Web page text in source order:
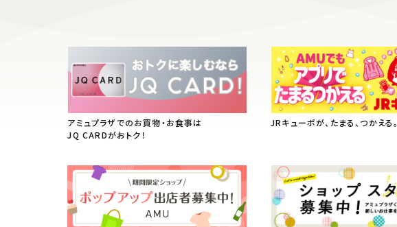
アミュプラザでのお買物・お食事は
JQ CARDがおトク！
JRキューポが、たまる、つかえる。